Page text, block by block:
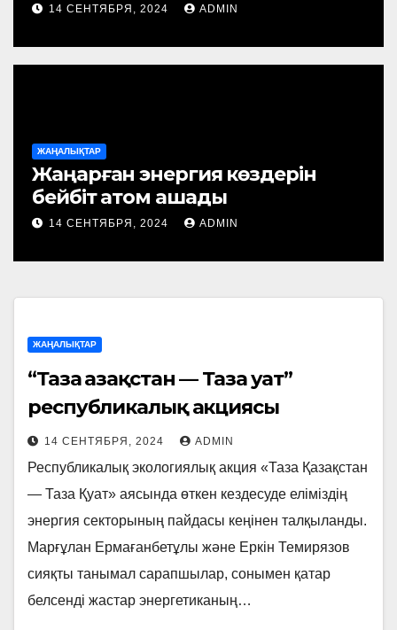
14 СЕНТЯБРЯ, 2024 ADMIN
ЖАҢАЛЫҚТАР
Жаңарған энергия көздерін
бейбіт атом ашады
14 СЕНТЯБРЯ, 2024 ADMIN
ЖАҢАЛЫҚТАР
“Таза Қазақстан — Таза Қуат”
республикалық акциясы
14 СЕНТЯБРЯ, 2024 ADMIN
Республикалық экологиялық акция «Таза Қазақстан
— Таза Қуат» аясында өткен кездесуде еліміздің
энергия секторының пайдасы кеңінен талқыланды.
Марғұлан Ермағанбетұлы және Еркін Темирязов
сияқты танымал сарапшылар, сонымен қатар
белсенді жастар энергетиканың…